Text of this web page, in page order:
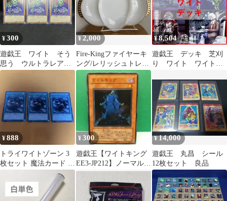
¥300
遊戯王 ワイト そう
思う ウルトラレア 3
枚セット
¥ 2,000
Fire-Kingファイヤーキ
ング/レリッシュトレイ
のゴールドリム ホワイ
¥8,504
遊戯王 デッキ 芝刈
り ワイト ワイトプ
[04621]
¥888
トライワイトゾーン 3
枚セット 魔法カード 遊
¥ 300
遊戯王【ワイトキング
EE3-JP212】ノーマル
〔管番: A102〕
¥14,000
遊戯王 丸昌 シール
12枚セット 良品